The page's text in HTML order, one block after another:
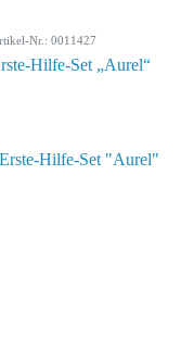
Nr.: 0011427
Hilfe-Set „Aurel“